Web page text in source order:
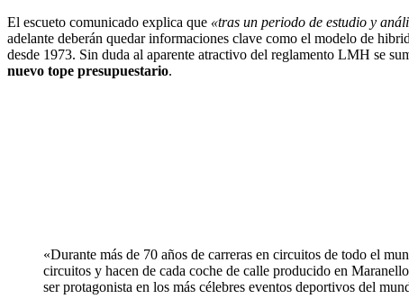
El escueto comunicado explica que «tras un periodo de estudio y
adelante deberán quedar informaciones clave como el modelo de
desde 1973. Sin duda al aparente atractivo del reglamento LMH se
nuevo tope presupuestario.
«Durante más de 70 años de carreras en circuitos de todo el
circuitos y hacen de cada coche de calle producido en
ser protagonista en los más célebres eventos deportivos del